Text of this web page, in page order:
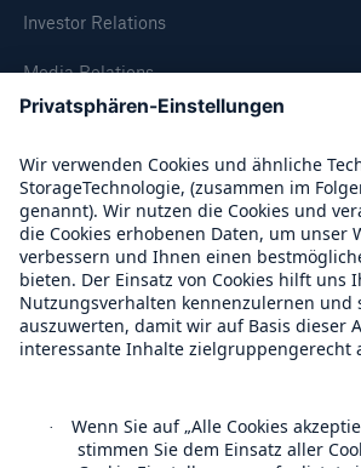
Investor Relations
Media Relations
Compliance
Über Munich Re
Munich Re Weltweit
CLARA reduziert die Wartezeit
Leistungsentscheidung in der
Versicherung bis zu
50 %